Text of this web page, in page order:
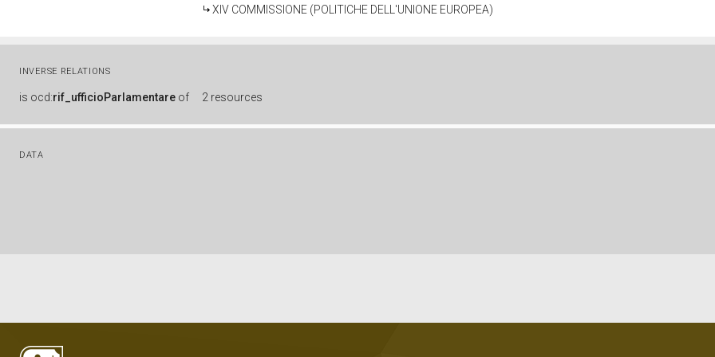
XIV COMMISSIONE (POLITICHE DELL'UNIONE EUROPEA)
INVERSE RELATIONS
is ocd:rif_ufficioParlamentare of 2 resources
DATA